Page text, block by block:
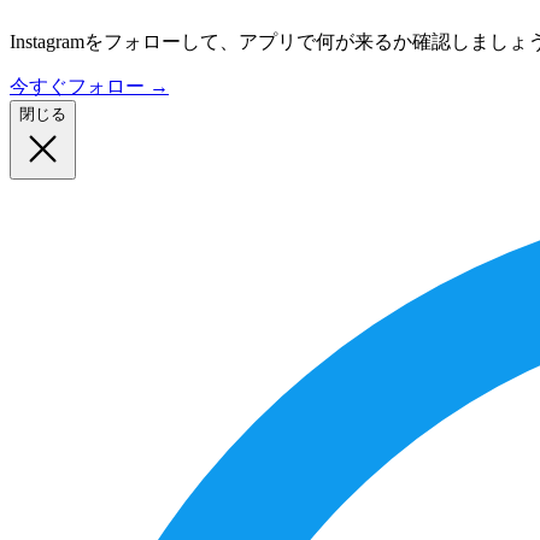
Instagramをフォローして、アプリで何が来るか確認しましょ
今すぐフォロー →
閉じる